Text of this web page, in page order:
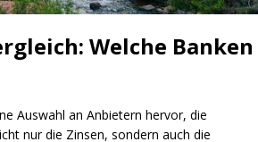
Welche Banken
Auswahl an Anbietern hervor, die
nur die Zinsen, sondern auch die